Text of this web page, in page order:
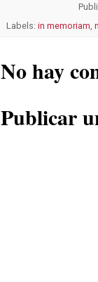
Labels: in memoriam
No hay
Publicar